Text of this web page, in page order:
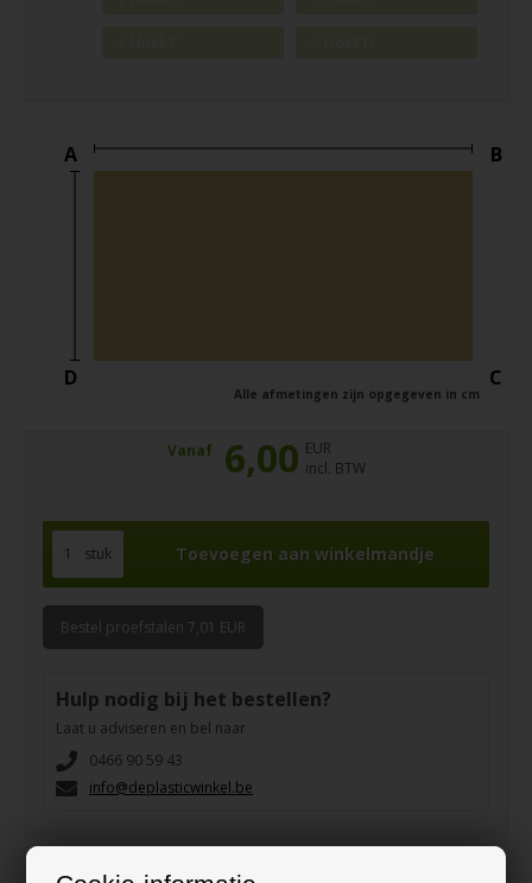
A B
C
D
Alle afmetingen zijn opgegeven in cm
Vanaf 6,00 EUR
incl. BTW
stuk
Bestel proefstalen 7,01 EUR
Hulp nodig bij het bestellen?
Laat u adviseren en bel naar
0466 90 59 43
info@deplasticwinkel.be